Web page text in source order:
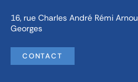
16, rue Charles André Rémi
Georges
CONTACT